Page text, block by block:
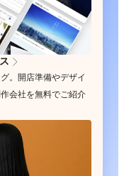
。開店準備やデザイ
会社を無料でご紹介